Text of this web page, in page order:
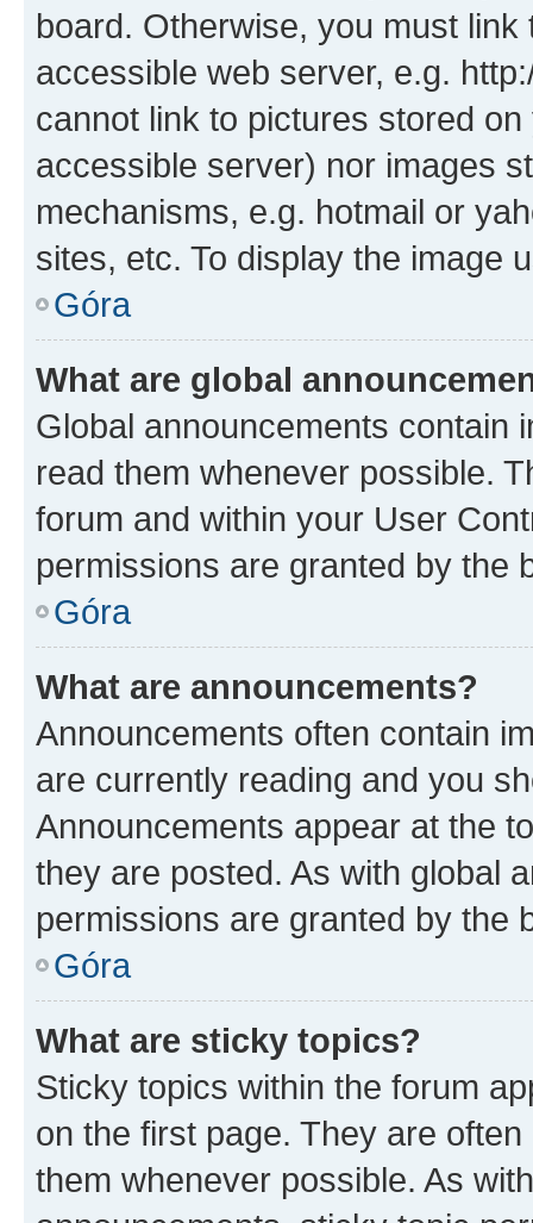
board. Otherwise, you must
accessible web server, e.g.
cannot link to pictures stored
accessible server) nor images
mechanisms, e.g. hotmail or
sites, etc. To display the image
Góra
What are global
Global announcements contain
read them whenever possible.
forum and within your User
permissions are granted by the
Góra
What are announcements?
Announcements often contain
are currently reading and you
Announcements appear at the
they are posted. As with global
permissions are granted by the
Góra
What are sticky topics?
Sticky topics within the forum
on the first page. They are
them whenever possible. As